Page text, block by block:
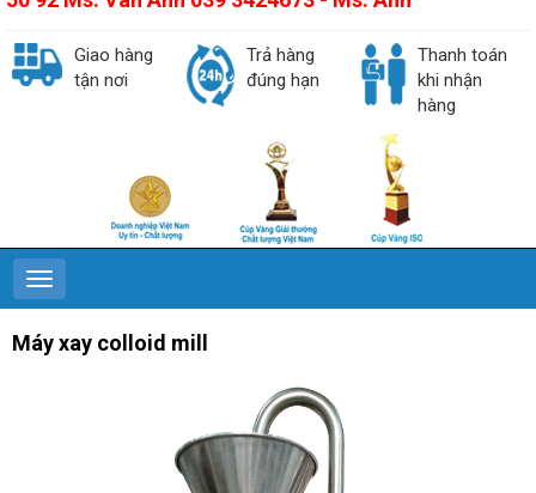
Giao hàng
tận nơi
Trả hàng
đúng hạn
Thanh toán
khi nhận
hàng
Máy xay colloid mill